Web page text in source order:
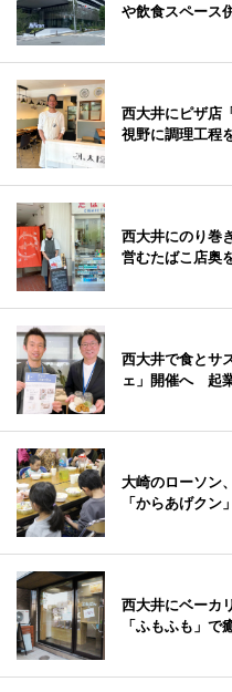
や飲食スペース
西大井にピザ店
視野に調理工程
西大井にのり巻
営むたばこ店奥
西大井で食とサ
ェ」開催へ 起
大崎のローソン
「からあげクン
西大井にベーカ
「ふもふも」で